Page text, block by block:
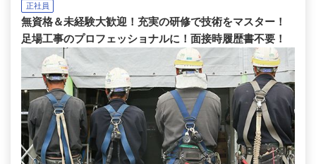
正社員
無資格＆未経験大歓迎！充実の研修で技術をマスター！
足場工事のプロフェッショナルに！面接時履歴書不要！